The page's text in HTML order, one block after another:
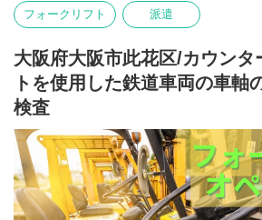
関係を円滑にするために違う勤務地へ移動
お気軽に相談してください。
また、スタッフの安全確保にはとても気を
安全に配慮していただけない案件は
撤退するといったことも実際にありました。
目先の利益よりも、まずは働いているスタ
浸透した会社です！
ーーーーーーーーーーーーーーーー
関東サービスは暖かさのある女性の方が社
社長の「人財を大切に、スタッフ全員で1
が浸透しているため、優しいスタッフが多
びと働いています◎
ちょっとした悩みも、当社のスタッフ達は
れます！
「仕事がうまくいかない」「プライベート
などなど、なんでも気軽に相談してみると
たり、アドバイスをくれますよ◎
HPでも雰囲気がわかります！覗いてみて
https://www.kantou.co.jp/company/
〇業務内容
リーチフォークを使用し、チルド(時々冷
出庫作業をお願いします！
決して難しい作業はありません。フォーク
す。
20代～50代活躍中！
心優しい先輩がご案内します！お気軽に
〇アクセス
加島駅：徒歩5分
※車・バイク通勤OK！
フォークリフト 派遣
大阪府大阪市此花区/カウンタ
トを使用した鉄道車両の車軸
検査